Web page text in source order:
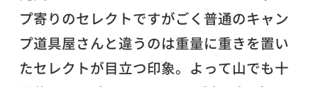
プ寄りのセレクトですがごく普通のキャン
プ道具屋さんと違うのは重量に重きを置い
たセレクトが目立つ印象。よって山でも十